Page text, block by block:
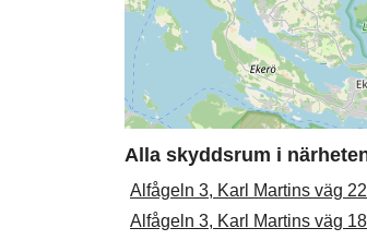
Alla skyddsrum i
Alfågeln 3, Karl Martins väg 22
Alfågeln 3, Karl Martins väg 18